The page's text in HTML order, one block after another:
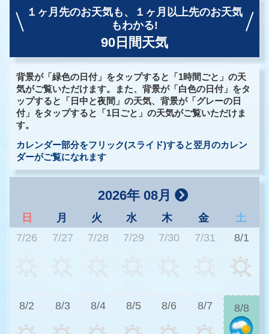
１ヶ月先のお天気も、
１ヶ月以上先のお天気
もわかる!
90日間天気
背景が「緑色の日付」をタップすると「1時間ごと」の天
気がご覧いただけます。また、背景が「白色の日付」をタ
ップすると「日中と夜間」の天気、背景が「グレーの日
付」をタップすると「1日ごと」の天気がご覧いただけま
す。
カレンダー部分をフリック(スライド)すると翌月のカレン
ダーがご覧になれます
2026年 08月
日 月 火 水 木 金
土
7/26
7/27 7/28 7/29 7/30 7/31 8/1
8/2 8/3 8/4 8/5 8/6 8/7 8/8